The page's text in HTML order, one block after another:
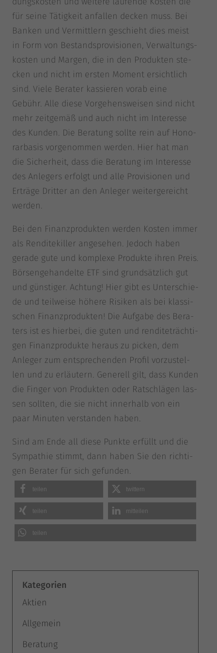
für sei­ne Tätig­keit anfal­len decken muss. Bei
Ban­ken und Ver­mitt­lern geschieht dies meist
in Form von Bestands­pro­vi­sio­nen, Ver­wal­tungs­
kos­ten und Mar­gen, die in den Pro­duk­ten ste­
cken und nicht im ers­ten Moment ersicht­lich
sind. Vie­le Bera­ter kas­sie­ren vor­ab eine
Gebühr. Alle die­se Vor­ge­hens­wei­sen sind nicht
mehr zeit­ge­mäß und auch nicht im Inter­es­se
des Kun­den. Die Bera­tung soll­te rein auf Hono­
rar­ba­sis vor­ge­nom­men wer­den. Hier hat man
die Sicher­heit, dass die Bera­tung im Inter­es­se
des Anle­gers erfolgt und alle Pro­vi­sio­nen und
Erträ­ge Drit­ter an den Anle­ger wei­ter­ge­reicht
werden.
Bei den Finanz­pro­duk­ten wer­den Kos­ten immer
als Ren­di­te­kil­ler ange­se­hen. Jedoch haben
gera­de gute und kom­ple­xe Pro­duk­te ihren Preis.
Bör­sen­ge­han­del­te ETF sind grund­sätz­lich gut
und güns­ti­ger. Ach­tung! Hier gibt es Unter­schie­
de und teil­wei­se höhe­re Risi­ken als bei klas­si­
schen Finanz­pro­duk­ten! Die Auf­ga­be des Bera­
ters ist es hier­bei, die guten und ren­di­te­träch­ti­
gen Finanz­pro­duk­te her­aus zu picken, dem
Anle­ger zum ent­spre­chen­den Pro­fil vor­zu­stel­
len und zu erläu­tern. Gene­rell gilt, dass Kun­den
die Fin­ger von Pro­duk­ten oder Rat­schlä­gen las­
sen soll­ten, die sie nicht inner­halb von ein
paar Minu­ten ver­stan­den haben.
Sind am Ende all die­se Punk­te erfüllt und die
Sym­pa­thie stimmt, dann haben Sie den rich­ti­
gen Bera­ter für sich gefunden.
tei­len twit­tern
tei­len mit­tei­len
tei­len
Kategorien
Aktien
Allgemein
Beratung